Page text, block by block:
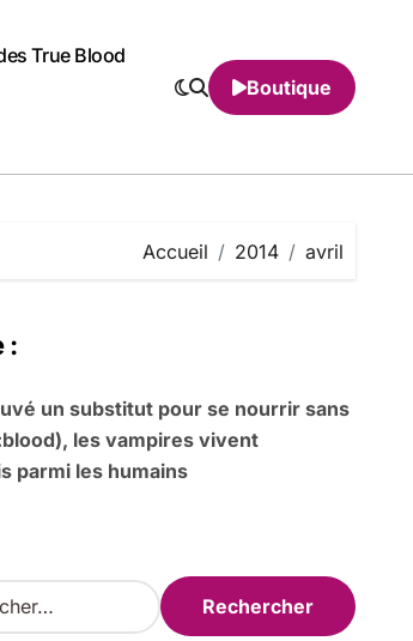
True Blood
Boutique
Accueil 2014 avril
:
un substitut pour se nourrir sans
les vampires vivent
parmi les humains